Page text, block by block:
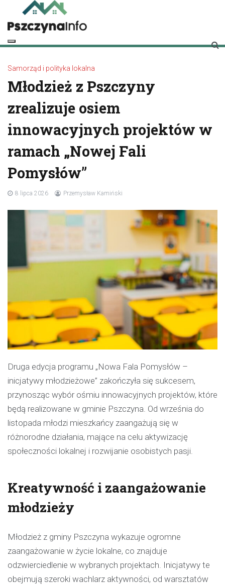
content
pszczynainfo.pl
Twoje źródło informacji o Pszczynie
Samorząd i polityka lokalna
Młodzież z Pszczyny
zrealizuje osiem
innowacyjnych projektów w
ramach „Nowej Fali
Pomysłów”
8 lipca 2026 Przemysław Kamiński
Druga edycja programu „Nowa Fala Pomysłów –
inicjatywy młodzieżowe” zakończyła się sukcesem,
przynosząc wybór ośmiu innowacyjnych projektów, które
będą realizowane w gminie Pszczyna. Od września do
listopada młodzi mieszkańcy zaangażują się w
różnorodne działania, mające na celu aktywizację
społeczności lokalnej i rozwijanie osobistych pasji.
Kreatywność i zaangażowanie
młodzieży
Młodzież z gminy Pszczyna wykazuje ogromne
zaangażowanie w życie lokalne, co znajduje
odzwierciedlenie w wybranych projektach. Inicjatywy te
obejmują szeroki wachlarz aktywności, od warsztatów